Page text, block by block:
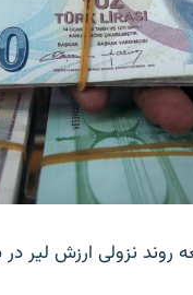
روند نزولی ارزش لیر